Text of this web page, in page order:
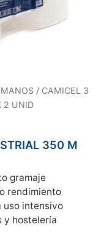
/ CAMICEL 3
2 UNID
350 M
gramaje
rendimiento
uso intensivo
y hostelería